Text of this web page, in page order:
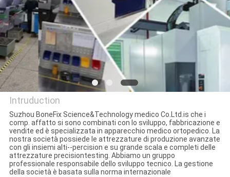
CONTATTICI
RICHIEDA
UNA
CITAZIONE
suzhou bonefix medical
science&technology co., ltd
Intruduction
Suzhou BoneFix Science&Technology medico Co.Ltd.is che i
comp. affatto si sono combinati con lo sviluppo, fabbricazione e
vendite ed è specializzata in apparecchio medico ortopedico. La
nostra società possiede le attrezzature di produzione avanzate
con gli insiemi alti--percision e su grande scala e completi delle
attrezzature precisiontesting. Abbiamo un gruppo
professionale responsabile dello sviluppo tecnico. La gestione
della società è basata sulla norma internazionale